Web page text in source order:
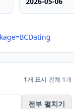
1개 표시 전체 1개
전부 펼치기